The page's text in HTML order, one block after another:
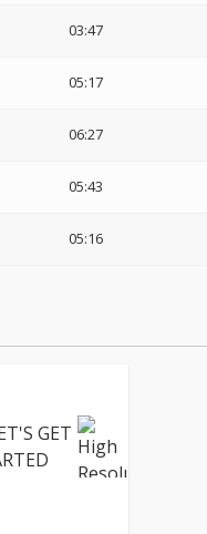
03:47
05:17
06:27
05:43
05:16